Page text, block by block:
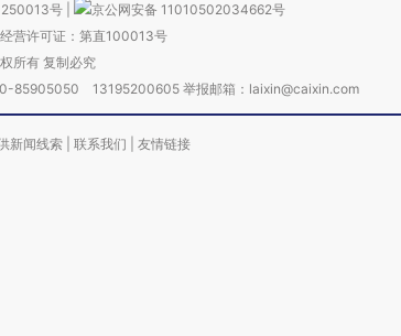
号
京公网安备 11010502034662号
营许可证：第直100013号
所有 复制必究
85905050 13195200605 举报邮箱：laixin@caixin.com
新闻线索 联系我们 友情链接